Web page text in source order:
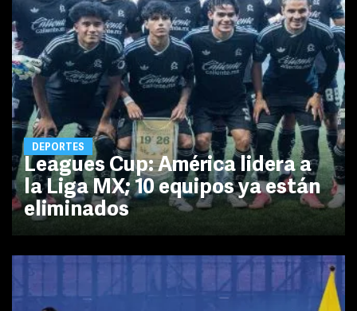
DEPORTES
Leagues Cup: América lidera a
la Liga MX; 10 equipos ya están
eliminados